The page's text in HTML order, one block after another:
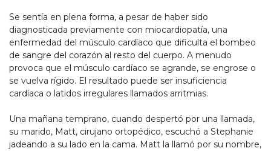
Se sentía en plena forma, a pesar de haber sido
diagnosticada previamente con miocardiopatía, una
enfermedad del músculo cardíaco que dificulta el bombeo
de sangre del corazón al resto del cuerpo. A menudo
provoca que el músculo cardíaco se agrande, se engrose o
se vuelva rígido. El resultado puede ser insuficiencia
cardíaca o latidos irregulares llamados arritmias.
Una mañana temprano, cuando despertó por una llamada,
su marido, Matt, cirujano ortopédico, escuchó a Stephanie
jadeando a su lado en la cama. Matt la llamó por su nombre,